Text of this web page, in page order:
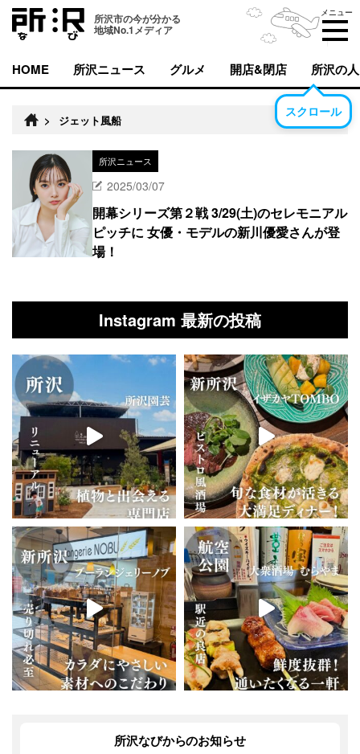
所沢市の今が分かる
地域No.1メディア
メニュー
HOME 所沢ニュース グルメ 開店&閉店 所沢の人
スクロール
> ジェット風船
所沢ニュース
2025/03/07
開幕シリーズ第２戦 3/29(土)のセレモニアル
ピッチに 女優・モデルの新川優愛さんが登
場！
Instagram 最新の投稿
所沢なびからのお知らせ